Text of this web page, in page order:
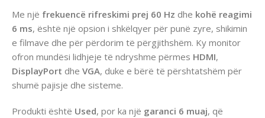
Me një frekuencë rifreskimi prej 60 Hz dhe kohë reagimi
6 ms, është një opsion i shkëlqyer për punë zyre, shikimin
e filmave dhe për përdorim të përgjithshëm. Ky monitor
ofron mundësi lidhjeje të ndryshme përmes HDMI,
DisplayPort dhe VGA, duke e bërë të përshtatshëm për
shumë pajisje dhe sisteme.
Produkti është Used, por ka një garanci 6 muaj, që